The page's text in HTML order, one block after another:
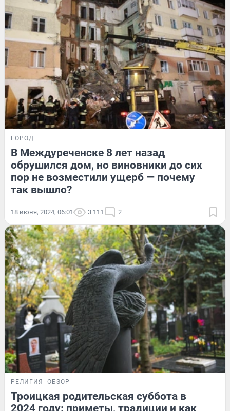
ГОРОД
В Междуреченске 8 лет назад
обрушился дом, но виновники до сих
пор не возместили ущерб — почему
так вышло?
18 июня, 2024, 06:01 3 111 2
РЕЛИГИЯ ОБЗОР
Троицкая родительская суббота в
2024 году: приметы, традиции и как